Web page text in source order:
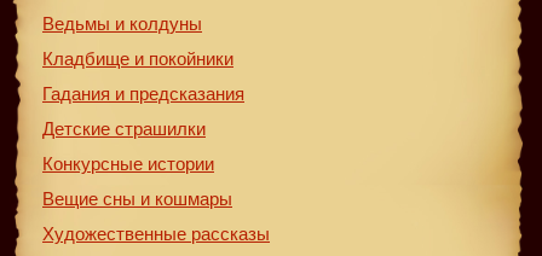
Ведьмы и колдуны
Кладбище и покойники
Гадания и предсказания
Детские страшилки
Конкурсные истории
Вещие сны и кошмары
Художественные рассказы